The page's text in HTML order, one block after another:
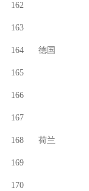
162
163
164 德国
165
166
167
168 荷兰
169
170